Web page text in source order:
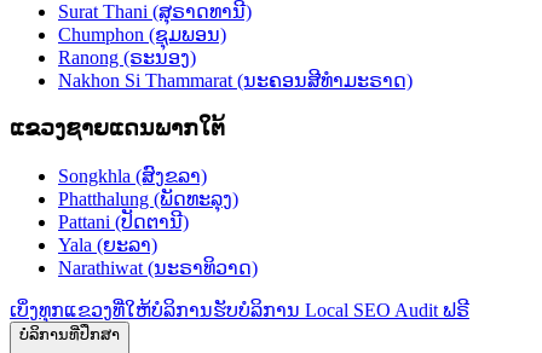
Surat Thani (ສຸຣາດທານີ)
Chumphon (ຊຸມພອນ)
Ranong (ຣະນອງ)
Nakhon Si Thammarat (ນະຄອນສີທຳມະຣາດ)
ແຂວງຊາຍແດນພາກໃຕ້
Songkhla (ສົງຂລາ)
Phatthalung (ພັດທະລຸງ)
Pattani (ປັດຕານີ)
Yala (ຍະລາ)
Narathiwat (ນະຣາທິວາດ)
ເບິ່ງທຸກແຂວງທີ່ໃຫ້ບໍລິການຮັບບໍລິການ Local SEO Audit ຟຣີ
ບໍລິການທີ່ປຶກສາ